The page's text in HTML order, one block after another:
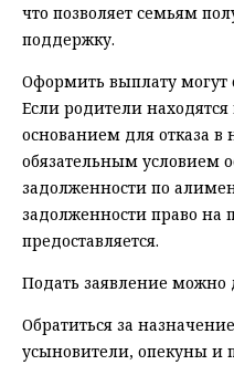
что позволяет семьям
поддержку.
Оформить выплату могут
Если родители находятся
основанием для отказа
обязательным условием
задолженности по
задолженности право на
предоставляется.
Подать заявление можно
Обратиться за
усыновители, опекуны и